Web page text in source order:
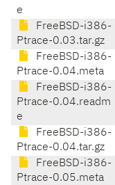
e
FreeBSD-i386-
Ptrace-0.03.tar.gz
FreeBSD-i386-
Ptrace-0.04.meta
FreeBSD-i386-
Ptrace-0.04.readm
e
FreeBSD-i386-
Ptrace-0.04.tar.gz
FreeBSD-i386-
Ptrace-0.05.meta